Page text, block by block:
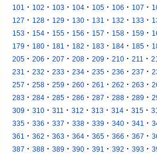
101
· 102 · 103 · 104 · 105 · 106 · 107 ·
127 · 128 · 129 · 130 · 131 · 132 · 133 ·
153 · 154 · 155 · 156 · 157 · 158 · 159 ·
179 · 180 · 181 · 182 · 183 · 184 · 185 ·
205 · 206 · 207 · 208 · 209 · 210 · 211 ·
231
· 232 · 233 · 234 · 235 · 236 · 237 ·
257 · 258 · 259 · 260 · 261 · 262 · 263 ·
283 · 284 · 285 · 286 · 287 · 288 · 289 ·
309 · 310 · 311 · 312 · 313 · 314 · 315 ·
335 · 336 · 337 · 338 · 339 · 340 · 341 ·
361
· 362 · 363 · 364 · 365 · 366 · 367 ·
387 · 388 · 389 · 390 · 391 · 392 · 393 ·